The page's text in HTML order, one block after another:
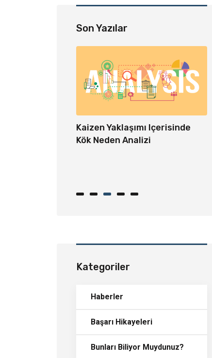
Son Yazılar
Kaizen Yaklaşımı Içerisinde
Kök Neden Analizi
Kategoriler
Haberler
Başarı Hikayeleri
Bunları Biliyor Muydunuz?